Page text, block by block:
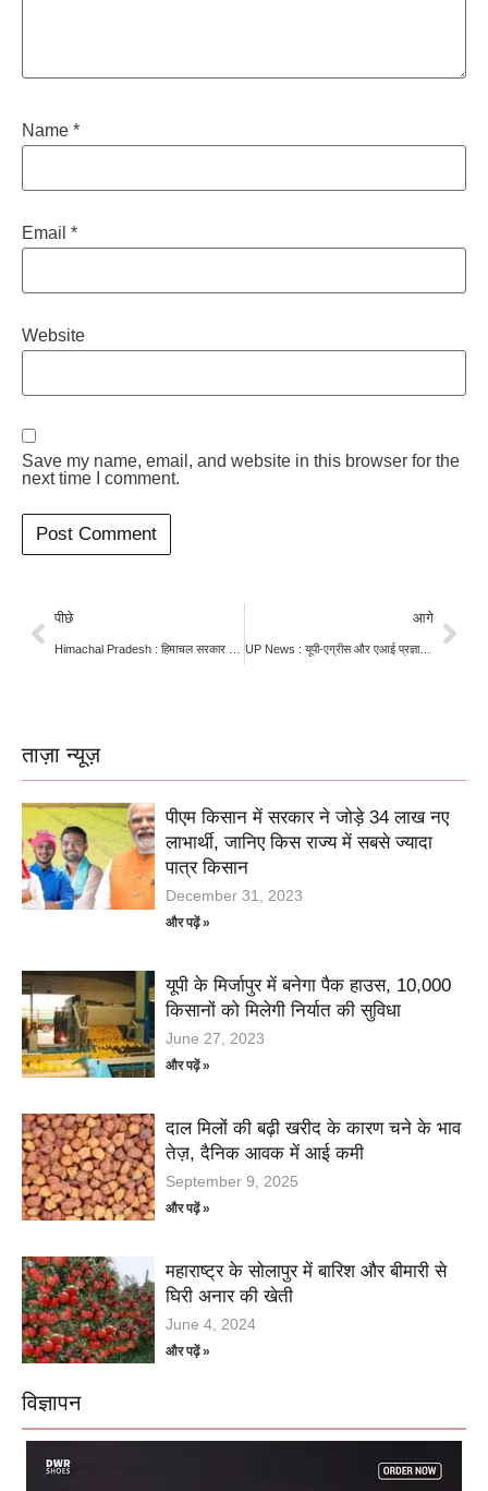
Name *
Email *
Website
Save my name, email, and website in this browser for the
next time I comment.
पीछे आगे
UP News : यूपी-एग्रीस और एआई प्रज्ञा: उत्तर प्रदेश की नई पहल
ताज़ा न्यूज़
पीएम किसान में सरकार ने जोड़े 34 लाख नए
लाभार्थी, जानिए किस राज्य में सबसे ज्यादा
पात्र किसान
December 31, 2023
और पढ़ें »
यूपी के मिर्जापुर में बनेगा पैक हाउस, 10,000
किसानों को मिलेगी निर्यात की सुविधा
June 27, 2023
और पढ़ें »
दाल मिलों की बढ़ी खरीद के कारण चने के भाव
तेज़, दैनिक आवक में आई कमी
September 9, 2025
और पढ़ें »
महाराष्ट्र के सोलापुर में बारिश और बीमारी से
घिरी अनार की खेती
June 4, 2024
और पढ़ें »
विज्ञापन